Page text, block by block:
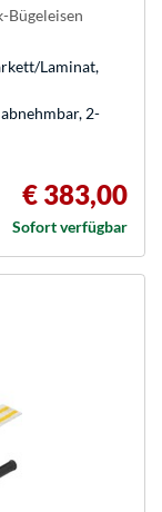
Bügeleisen
Laminat,
2-
€ 383,00
Sofort verfügbar